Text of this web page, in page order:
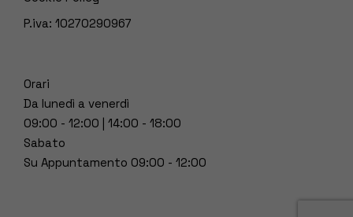
P.iva: 10270290967
Orari
Da lunedì a venerdì
09:00 - 12:00 | 14:00 - 18:00
Sabato
Su Appuntamento 09:00 - 12:00